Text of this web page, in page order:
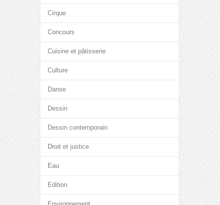
Cirque
Concours
Cuisine et pâtisserie
Culture
Danse
Dessin
Dessin contemporain
Droit et justice
Eau
Edition